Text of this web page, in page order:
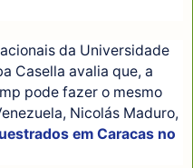
da Universidade
Casella avalia que, a
pode fazer o mesmo
Nicolás Maduro,
em Caracas no